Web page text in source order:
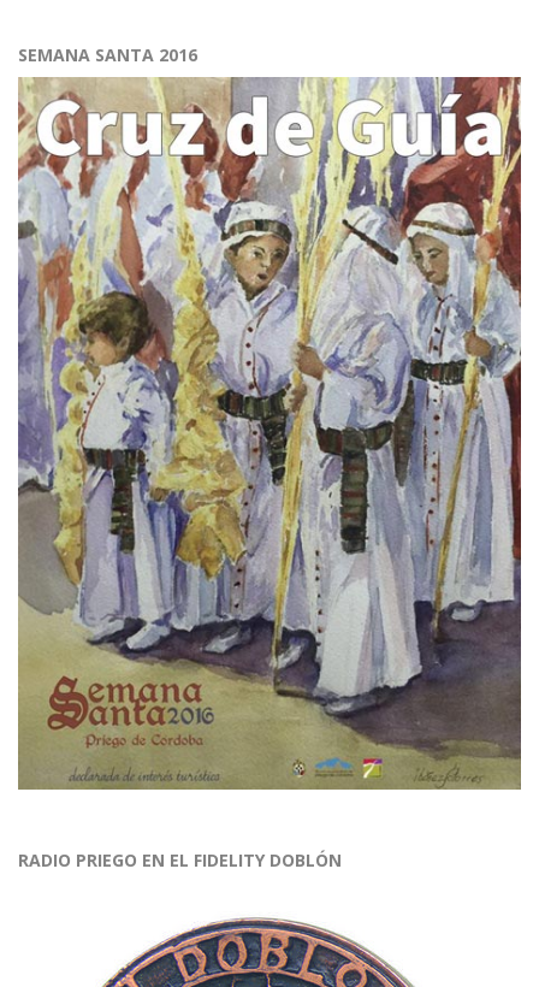
SEMANA SANTA 2016
RADIO PRIEGO EN EL FIDELITY DOBLÓN